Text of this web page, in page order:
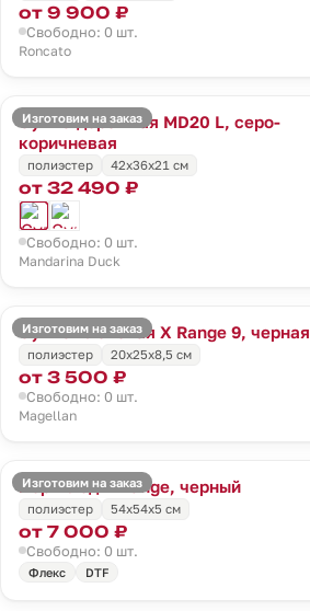
от 9 900 ₽
Свободно: 0 шт.
Roncato
Изготовим на заказ
Сумка дорожная MD20 L, серо-
коричневая
полиэстер 42x36x21 см
от 32 490 ₽
Свободно: 0 шт.
Mandarina Duck
Изготовим на заказ
Сумка плечевая X Range 9, черная
полиэстер
20x25x8,5 см
от 3 500 ₽
Свободно: 0 шт.
Magellan
Изготовим на заказ
Портплед X Range, черный
полиэстер
54х54х5 см
от 7 000 ₽
Свободно: 0 шт.
Флекс DTF